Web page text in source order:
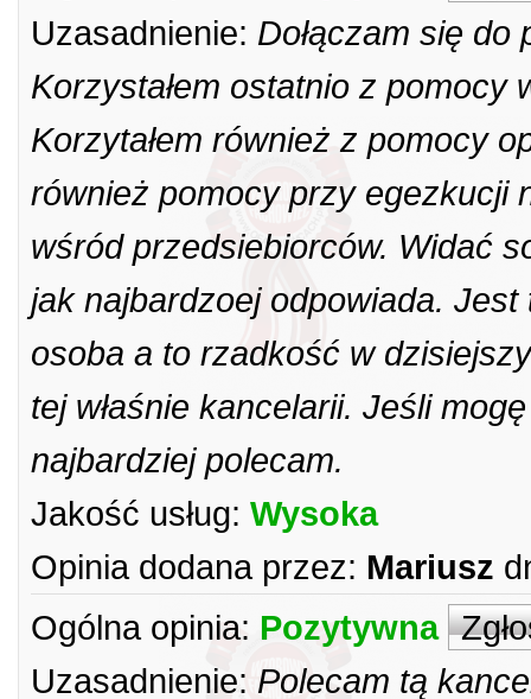
Uzasadnienie: Dołączam się
Korzystałem ostatnio z
Korzytałem również z pomocy
również pomocy przy egezkucji
wśród przedsiebiorców. Widać
jak najbardzoej odpowiada.
osoba a to rzadkość w
tej właśnie kancelarii. Jeśli
najbardziej polecam.
Jakość usług: Wysoka
Opinia dodana przez: Mariusz
Ogólna opinia: Pozytywna
Uzasadnienie: Polecam tą